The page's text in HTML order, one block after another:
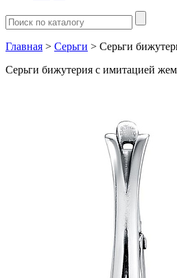
Главная > Серьги > Серьги
Серьги бижутерия с имитацией